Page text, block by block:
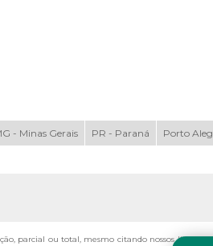
- Minas Gerais PR - Paraná Porto
parcial ou total, mesmo citando nossos links, é